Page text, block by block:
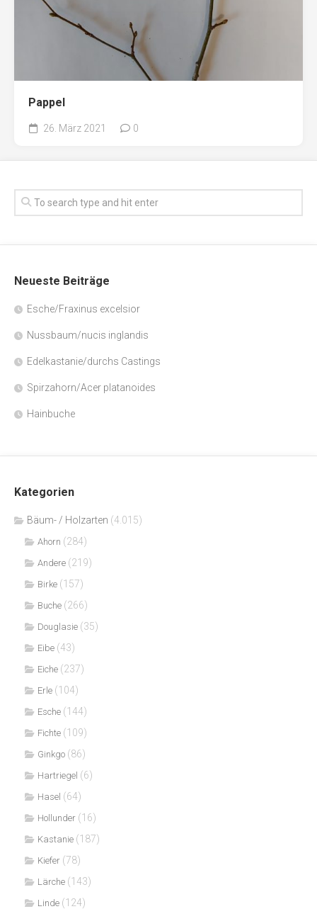
Pappel
26. März 2021 0
Neueste Beiträge
Esche/Fraxinus excelsior
Nussbaum/nucis inglandis
Edelkastanie/durchs Castings
Spirzahorn/Acer platanoides
Hainbuche
Kategorien
Bäum- / Holzarten (4.015)
Ahorn (284)
Andere (219)
Birke (157)
Buche (266)
Douglasie (35)
Eibe (43)
Eiche (237)
Erle (104)
Esche (144)
Fichte (109)
Ginkgo (86)
Hartriegel (6)
Hasel (64)
Hollunder (16)
Kastanie (187)
Kiefer (78)
Lärche (143)
Linde (124)